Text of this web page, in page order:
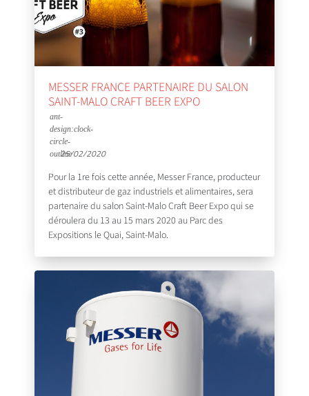
MESSER FRANCE PARTENAIRE DU SALON
SAINT-MALO CRAFT BEER EXPO
25/02/2020
Pour la 1re fois cette année, Messer France, producteur
et distributeur de gaz industriels et alimentaires, sera
partenaire du salon Saint-Malo Craft Beer Expo qui se
déroulera du 13 au 15 mars 2020 au Parc des
Expositions le Quai, Saint-Malo.